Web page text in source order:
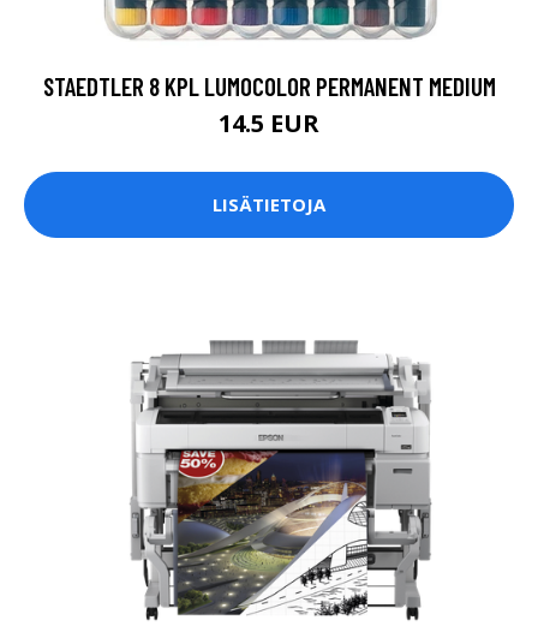
STAEDTLER 8 KPL LUMOCOLOR PERMANENT MEDIUM
14.5 EUR
LISÄTIETOJA